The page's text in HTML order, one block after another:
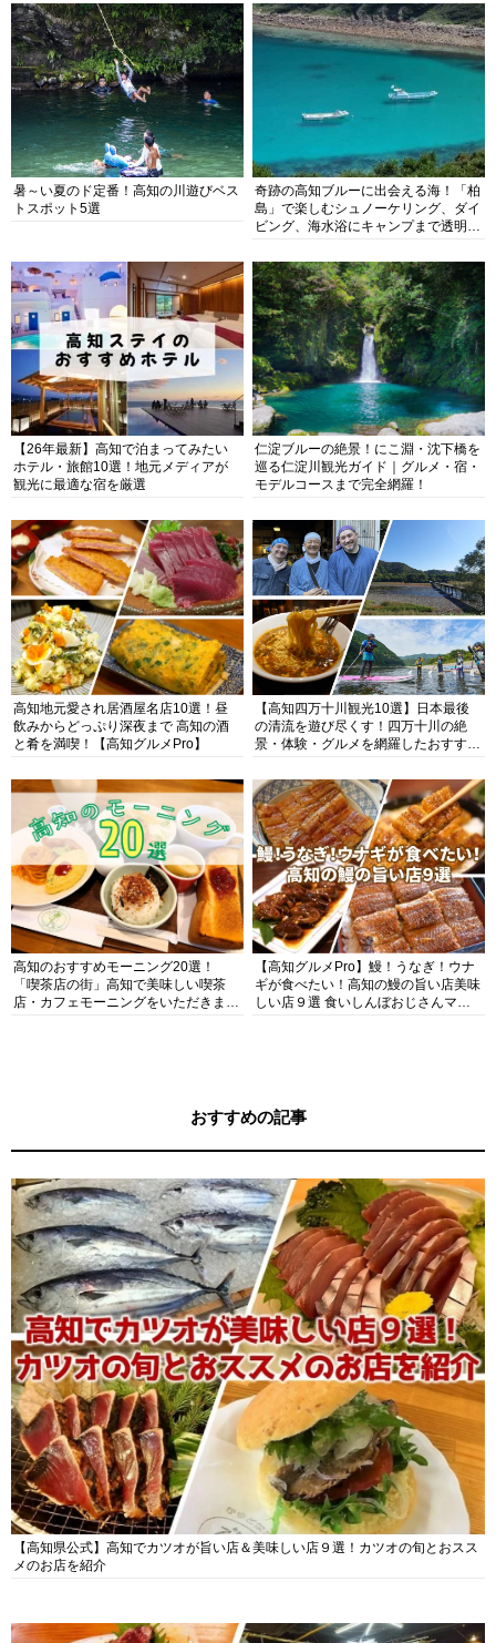
暑～い夏のド定番！高知の川遊びベス
トスポット5選
奇跡の高知ブルーに出会える海！「柏
島」で楽しむシュノーケリング、ダイ
ビング、海水浴にキャンプまで透明度
【26年最新】高知で泊まってみたい
ホテル・旅館10選！地元メディアが
観光に最適な宿を厳選
仁淀ブルーの絶景！にこ淵・沈下橋を
巡る仁淀川観光ガイド｜グルメ・宿・
モデルコースまで完全網羅！
高知地元愛され居酒屋名店10選！昼
飲みからどっぷり深夜まで 高知の酒
と肴を満喫！【高知グルメPro】
【高知四万十川観光10選】日本最後
の清流を遊び尽くす！四万十川の絶
景・体験・グルメを網羅したおすすめ
高知のおすすめモーニング20選！
「喫茶店の街」高知で美味しい喫茶
店・カフェモーニングをいただきま
【高知グルメPro】鰻！うなぎ！ウナ
ギが食べたい！高知の鰻の旨い店美味
しい店９選 食いしんぼおじさんマッ
おすすめの記事
【高知県公式】高知でカツオが旨い店＆美味しい店９選！カツオの旬とおスス
メのお店を紹介